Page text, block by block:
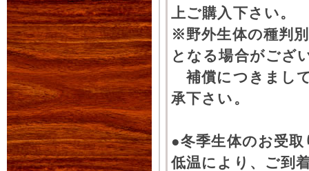
上ご購入下さい。
※野外生体の種判
となる場合がござ
補償につきまし
承下さい。
●冬季生体のお受
低温により、ご到